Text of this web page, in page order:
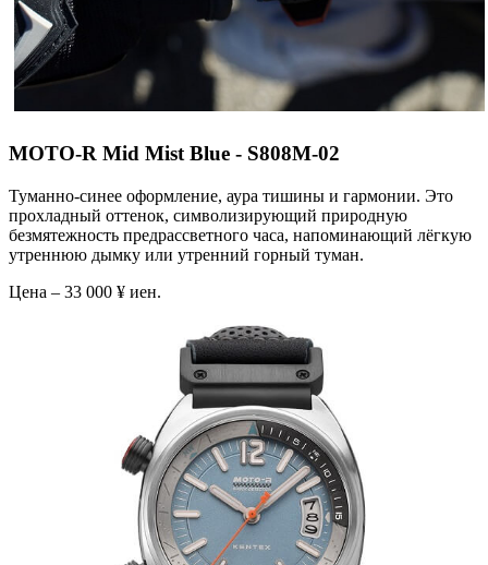
MOTO-R Mid Mist Blue - S808M-02
Туманно-синее оформление, аура тишины и гармонии. Это
прохладный оттенок, символизирующий природную
безмятежность предрассветного часа, напоминающий лёгкую
утреннюю дымку или утренний горный туман.
Цена – 33 000 ¥ иен.